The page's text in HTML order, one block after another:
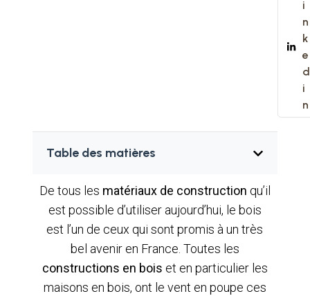
i
n
k
e
d
i
n
Table des matières
De tous les matériaux de construction qu’il
est possible d’utiliser aujourd’hui, le bois
est l’un de ceux qui sont promis à un très
bel avenir en France. Toutes les
constructions en bois et en particulier les
maisons en bois, ont le vent en poupe ces